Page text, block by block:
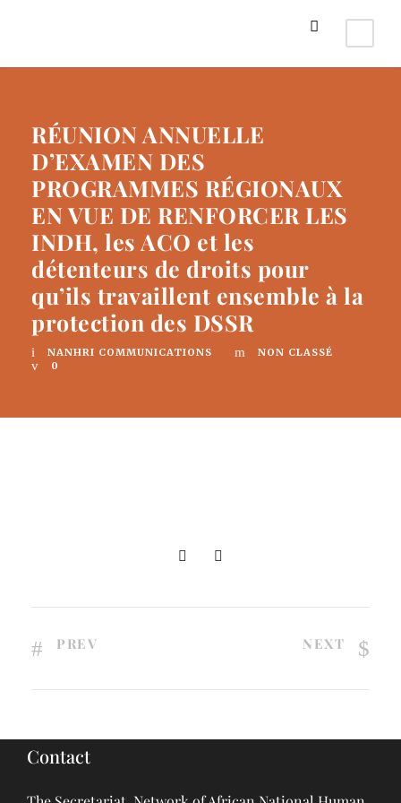
RÉUNION ANNUELLE
D’EXAMEN DES
PROGRAMMES RÉGIONAUX
EN VUE DE RENFORCER LES
INDH, les ACO et les
détenteurs de droits pour
qu’ils travaillent ensemble à la
protection des DSSR
NANHRI COMMUNICATIONS
NON CLASSÉ
0
PREV NEXT
Contact